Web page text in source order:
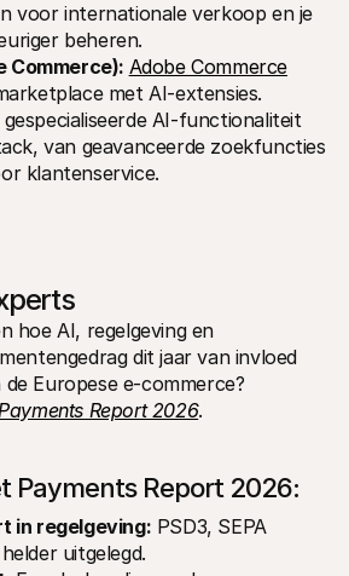
voor internationale verkoop en je
beheren.
Commerce): Adobe Commerce
met AI-extensies.
gespecialiseerde AI-functionaliteit
van geavanceerde zoekfuncties
klantenservice.
hoe AI, regelgeving en
dit jaar van invloed
de Europese e-commerce?
Report 2026.
Payments Report 2026:
in regelgeving: PSD3, SEPA
uitgelegd.